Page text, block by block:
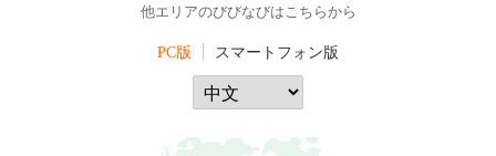
他エリアのびびなびはこちらから
PC版 スマートフォン版